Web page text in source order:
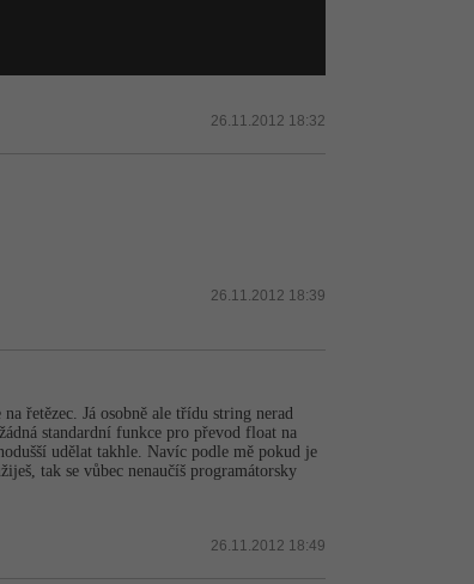
26.11.2012 18:32
26.11.2012 18:39
řetězec. Já osobně ale třídu string nerad
standardní funkce pro převod float na
udělat takhle. Navíc podle mě pokud je
tak se vůbec nenaučíš programátorsky
26.11.2012 18:49